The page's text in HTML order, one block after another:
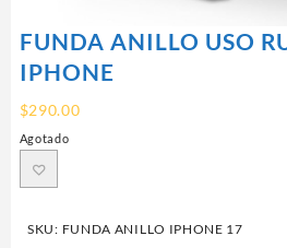
FUNDA ANILLO USO
IPHONE
$290.00
Agotado
SKU: FUNDA ANILLO IPHONE 17